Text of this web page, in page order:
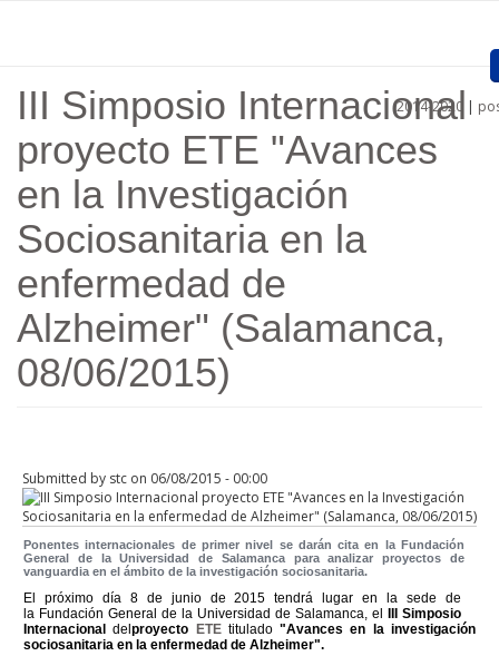
Presentation
Approved projects
Call for entries
Procedures
Communication
2014-2020 |
III Simposio Internacional
proyecto ETE "Avances
en la Investigación
Sociosanitaria en la
enfermedad de
Alzheimer" (Salamanca,
08/06/2015)
Submitted by stc on 06/08/2015 - 00:00
Ponentes internacionales de primer nivel se darán cita en la Fundación
General de la Universidad de Salamanca para analizar proyectos de
vanguardia en el ámbito de la investigación sociosanitaria.
El próximo día 8 de junio de 2015
tendrá lugar en la sede de
la Fundación General de la Universidad de Salamanca, el
III Simposio
Internacional
delproyecto ETE titulado"Avances en la investigación
sociosanitaria en la enfermedad de Alzheimer".